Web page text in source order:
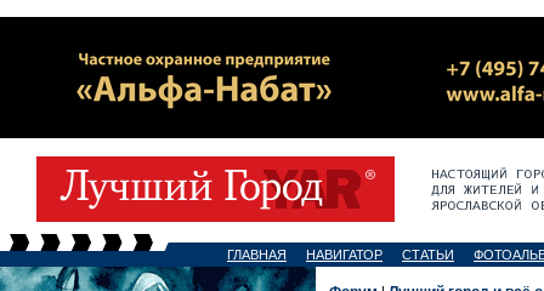
ГЛАВНАЯ НАВИГАТОР СТАТЬИ